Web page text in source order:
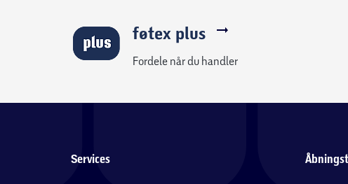
føtex plus
Fordele når du handler
Services